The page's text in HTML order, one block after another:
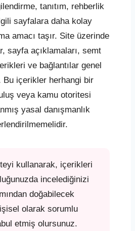
tanıtım, rehberlik
sayfalara daha kolay
amacı taşır. Site üzerinde
sayfa açıklamaları, semt
ve bağlantılar genel
Bu içerikler herhangi bir
veya kamu otoritesi
yasal danışmanlık
kullanarak, içerikleri
incelediğinizi
doğabilecek
olarak sorumlu
etmiş olursunuz.